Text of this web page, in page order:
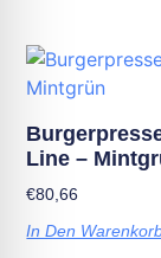
Line –
€80,66
In Den